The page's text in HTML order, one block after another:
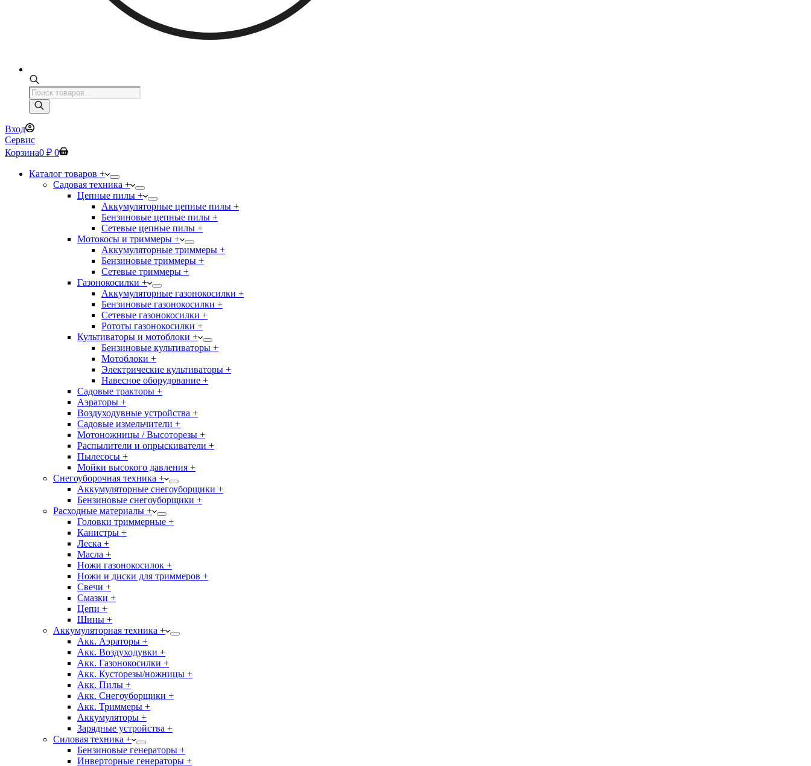
Поиск
товаров
Вход
Сервис
Корзина0 ₽ 0
Каталог товаров +
Садовая техника +
Цепные пилы +
Аккумуляторные цепные пилы +
Бензиновые цепные пилы +
Сетевые цепные пилы +
Мотокосы и триммеры +
Аккумуляторные триммеры +
Бензиновые триммеры +
Сетевые триммеры +
Газонокосилки +
Аккумуляторные газонокосилки +
Бензиновые газонокосилки +
Сетевые газонокосилки +
Рототы газонокосилки +
Культиваторы и мотоблоки +
Бензиновые культиваторы +
Мотоблоки +
Электрические культиваторы +
Навесное оборудование +
Садовые тракторы +
Аэраторы +
Воздуходувные устройства +
Садовые измельчители +
Мотоножницы / Высоторезы +
Распылители и опрыскиватели +
Пылесосы +
Мойки высокого давления +
Снегоуборочная техника +
Аккумуляторные снегоуборщики +
Бензиновые снегоуборщики +
Расходные материалы +
Головки триммерные +
Канистры +
Леска +
Масла +
Ножи газонокосилок +
Ножи и диски для триммеров +
Свечи +
Смазки +
Цепи +
Шины +
Аккумуляторная техника +
Акк. Аэраторы +
Акк. Воздуходувки +
Акк. Газонокосилки +
Акк. Кусторезы/ножницы +
Акк. Пилы +
Акк. Снегоуборщики +
Акк. Триммеры +
Аккумуляторы +
Зарядные устройства +
Силовая техника +
Бензиновые генераторы +
Инверторные генераторы +